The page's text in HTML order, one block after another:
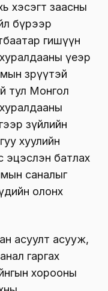
хэсэгт заасны
бүрээр
гишүүн
үеэр
зөрүүтэй
тул Монгол
зүйлийн
хуулийн
эцэслэн батлах
саналыг
олонх
асуулт асууж,
гаргах
хорооны